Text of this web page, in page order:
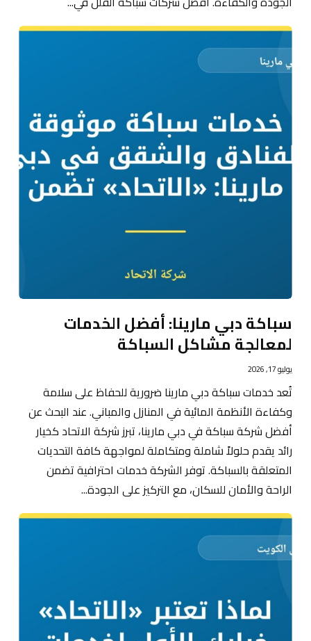
سباكة دبي مارينا: أفضل الخدمات
لمعالجة مشاكل السباكة
يوليو 17, 2026
تُعد خدمات سباكة دبي مارينا ضرورية للحفاظ على سلامة
وكفاءة الأنظمة المائية في المنازل والمباني. عند البحث عن
أفضل شركة سباكة في دبي مارينا، تبرز شركة الاتحاد كخيار
رائد يقدم حلولاً شاملة ومتكاملة لمواجهة كافة التحديات
المتعلقة بالسباكة. توفر الشركة خدمات احترافية تضمن
الراحة والأمان للسكان، مع التركيز على الجودة...